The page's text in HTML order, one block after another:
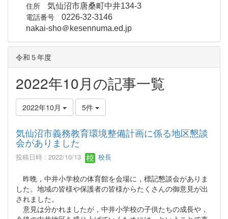
住所 気仙沼市唐桑町中井134-3
電話番号 0226-32-3146
nakai-sho＠kesennuma.ed.jp
令和５年度
2022年10月の記事一覧
2022年10月 5件
気仙沼市義務教育環境整備計画に係る地区懇談
会がありました
投稿日時 : 2022/10/13 校長
昨晩，中井小学校の体育館を会場に，標記懇談会がありま
した。地域の皆様や保護者の皆様からたくさんの御意見が出
されました。
意見は分かれましたが，中井小学校の子供たちの成長や，